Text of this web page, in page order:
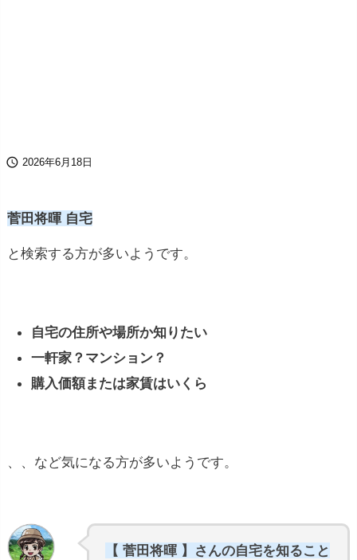
 2026年6月18日
菅田将暉 自宅
と検索する方が多いようです。
自宅の住所や場所か知りたい
一軒家？マンション？
購入価額または家賃はいくら
、、など気になる方が多いようです。
【 菅田将暉 】さんの自宅を知ること